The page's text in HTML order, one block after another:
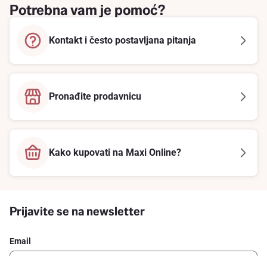
Potrebna vam je pomoć?
Kontakt i često postavljana pitanja
Pronađite prodavnicu
Kako kupovati na Maxi Online?
Prijavite se na newsletter
Email